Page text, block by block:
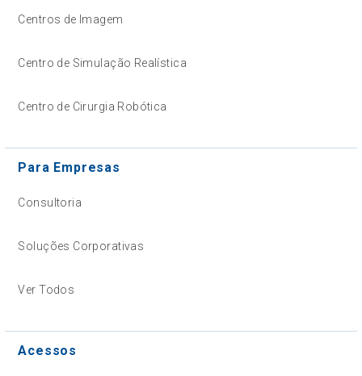
Centros de Imagem
Centro de Simulação Realística
Centro de Cirurgia Robótica
Para Empresas
Consultoria
Soluções Corporativas
Ver Todos
Acessos